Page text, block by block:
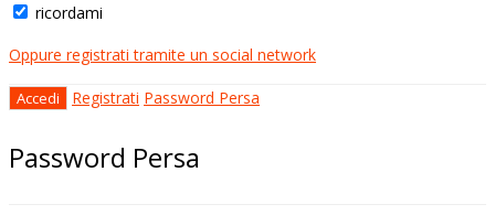
ricordami
Oppure registrati tramite un social network
Registrati Password Persa
Password Persa